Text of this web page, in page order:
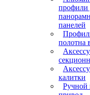
профили
панелей
полотна
калитки
Ручной